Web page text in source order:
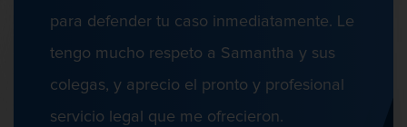
Defensa de Violación
Delincuencia Juvenil
Audiencias de Detención
para defender tu caso inmediatamente. Le
tengo mucho respeto a Samantha y sus
colegas, y aprecio el pronto y profesional
servicio legal que me ofrecieron.